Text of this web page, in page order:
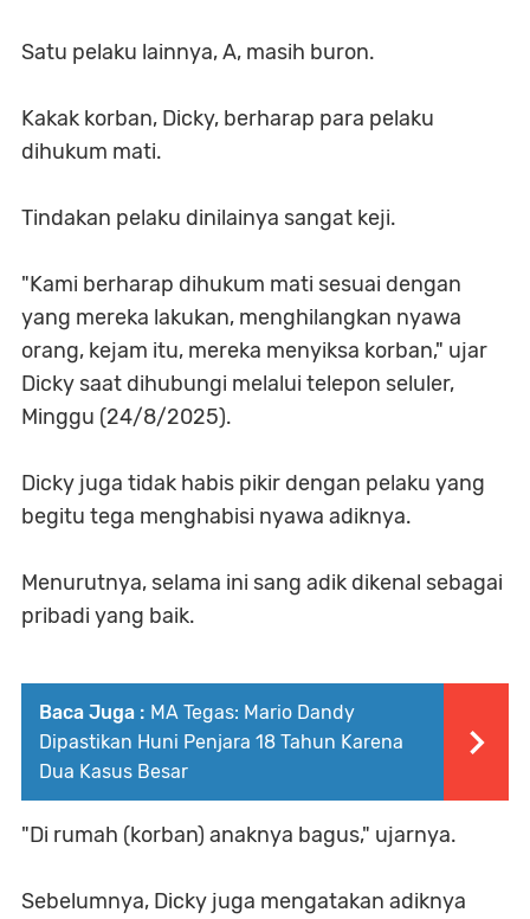
Satu pelaku lainnya, A, masih buron.
Kakak korban, Dicky, berharap para pelaku
dihukum mati.
Tindakan pelaku dinilainya sangat keji.
"Kami berharap dihukum mati sesuai dengan
yang mereka lakukan, menghilangkan nyawa
orang, kejam itu, mereka menyiksa korban," ujar
Dicky saat dihubungi melalui telepon seluler,
Minggu (24/8/2025).
Dicky juga tidak habis pikir dengan pelaku yang
begitu tega menghabisi nyawa adiknya.
Menurutnya, selama ini sang adik dikenal sebagai
pribadi yang baik.
Baca Juga : MA Tegas: Mario Dandy
Dipastikan Huni Penjara 18 Tahun Karena
Dua Kasus Besar
"Di rumah (korban) anaknya bagus," ujarnya.
Sebelumnya, Dicky juga mengatakan adiknya